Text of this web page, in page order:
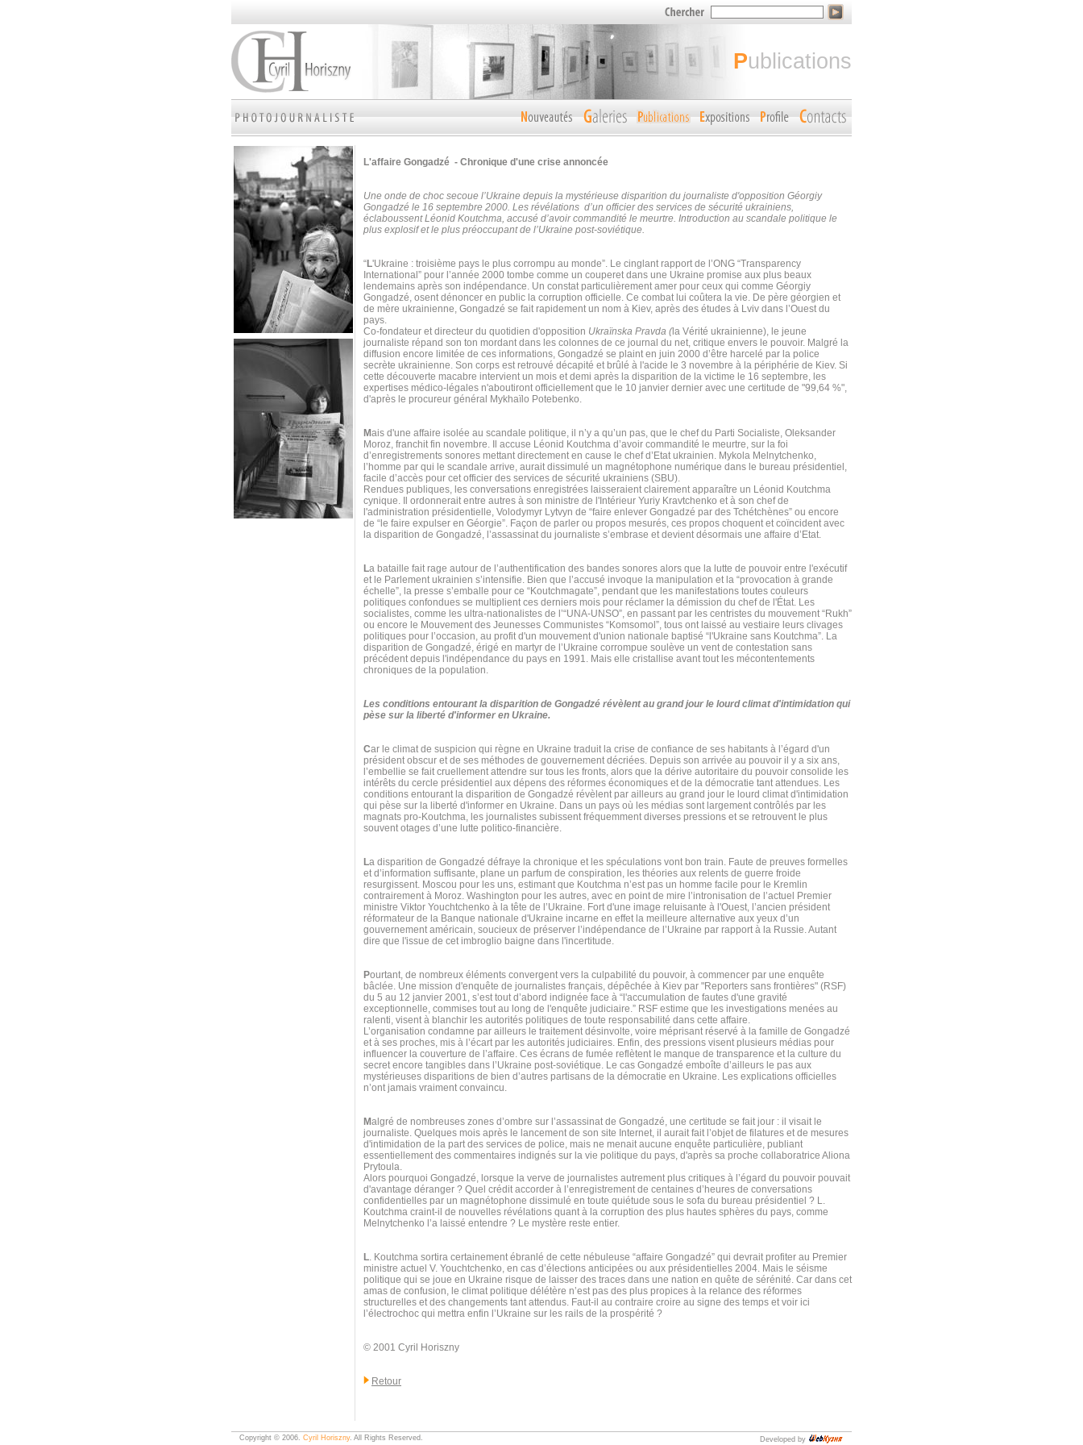
publications
L'affaire Gongadzé - Chronique d'une crise annoncée
Une onde de choc secoue l’Ukraine depuis la mystérieuse disparition du journaliste d'opposition Géorgiy
Gongadzé le 16 septembre 2000. Les révélations d’un officier des services de sécurité ukrainiens,
éclaboussent Léonid Koutchma, accusé d’avoir commandité le meurtre. Introduction au scandale politique le
plus explosif et le plus préoccupant de l’Ukraine post-soviétique.
“L'Ukraine : troisième pays le plus corrompu au monde”. Le cinglant rapport de l’ONG “Transparency
International” pour l’année 2000 tombe comme un couperet dans une Ukraine promise aux plus beaux
lendemains après son indépendance. Un constat particulièrement amer pour ceux qui comme Géorgiy
Gongadzé, osent dénoncer en public la corruption officielle. Ce combat lui coûtera la vie. De père géorgien et
de mère ukrainienne, Gongadzé se fait rapidement un nom à Kiev, après des études à Lviv dans l’Ouest du
pays.
Co-fondateur et directeur du quotidien d'opposition Ukraïnska Pravda (la Vérité ukrainienne), le jeune
journaliste répand son ton mordant dans les colonnes de ce journal du net, critique envers le pouvoir. Malgré la
diffusion encore limitée de ces informations, Gongadzé se plaint en juin 2000 d’être harcelé par la police
secrète ukrainienne. Son corps est retrouvé décapité et brûlé à l'acide le 3 novembre à la périphérie de Kiev. Si
cette découverte macabre intervient un mois et demi après la disparition de la victime le 16 septembre, les
expertises médico-légales n'aboutiront officiellement que le 10 janvier dernier avec une certitude de "99,64 %",
d'après le procureur général Mykhaïlo Potebenko.
Mais d'une affaire isolée au scandale politique, il n’y a qu’un pas, que le chef du Parti Socialiste, Oleksander
Moroz, franchit fin novembre. Il accuse Léonid Koutchma d’avoir commandité le meurtre, sur la foi
d’enregistrements sonores mettant directement en cause le chef d’Etat ukrainien. Mykola Melnytchenko,
l’homme par qui le scandale arrive, aurait dissimulé un magnétophone numérique dans le bureau présidentiel,
facile d’accès pour cet officier des services de sécurité ukrainiens (SBU).
Rendues publiques, les conversations enregistrées laisseraient clairement apparaître un Léonid Koutchma
cynique. Il ordonnerait entre autres à son ministre de l'Intérieur Yuriy Kravtchenko et à son chef de
l'administration présidentielle, Volodymyr Lytvyn de “faire enlever Gongadzé par des Tchétchènes” ou encore
de “le faire expulser en Géorgie”. Façon de parler ou propos mesurés, ces propos choquent et coïncident avec
la disparition de Gongadzé, l’assassinat du journaliste s’embrase et devient désormais une affaire d’Etat.
La bataille fait rage autour de l’authentification des bandes sonores alors que la lutte de pouvoir entre l'exécutif
et le Parlement ukrainien s’intensifie. Bien que l’accusé invoque la manipulation et la “provocation à grande
échelle”, la presse s’emballe pour ce “Koutchmagate”, pendant que les manifestations toutes couleurs
politiques confondues se multiplient ces derniers mois pour réclamer la démission du chef de l'État. Les
socialistes, comme les ultra-nationalistes de l’“UNA-UNSO”, en passant par les centristes du mouvement “Rukh”
ou encore le Mouvement des Jeunesses Communistes “Komsomol”, tous ont laissé au vestiaire leurs clivages
politiques pour l’occasion, au profit d'un mouvement d'union nationale baptisé “l'Ukraine sans Koutchma”. La
disparition de Gongadzé, érigé en martyr de l’Ukraine corrompue soulève un vent de contestation sans
précédent depuis l'indépendance du pays en 1991. Mais elle cristallise avant tout les mécontentements
chroniques de la population.
Les conditions entourant la disparition de Gongadzé révèlent au grand jour le lourd climat d'intimidation qui
pèse sur la liberté d'informer en Ukraine.
Car le climat de suspicion qui règne en Ukraine traduit la crise de confiance de ses habitants à l’égard d'un
président obscur et de ses méthodes de gouvernement décriées. Depuis son arrivée au pouvoir il y a six ans,
l’embellie se fait cruellement attendre sur tous les fronts, alors que la dérive autoritaire du pouvoir consolide les
intérêts du cercle présidentiel aux dépens des réformes économiques et de la démocratie tant attendues. Les
conditions entourant la disparition de Gongadzé révèlent par ailleurs au grand jour le lourd climat d'intimidation
qui pèse sur la liberté d'informer en Ukraine. Dans un pays où les médias sont largement contrôlés par les
magnats pro-Koutchma, les journalistes subissent fréquemment diverses pressions et se retrouvent le plus
souvent otages d’une lutte politico-financière.
La disparition de Gongadzé défraye la chronique et les spéculations vont bon train. Faute de preuves formelles
et d’information suffisante, plane un parfum de conspiration, les théories aux relents de guerre froide
resurgissent. Moscou pour les uns, estimant que Koutchma n’est pas un homme facile pour le Kremlin
contrairement à Moroz. Washington pour les autres, avec en point de mire l’intronisation de l’actuel Premier
ministre Viktor Youchtchenko à la tête de l’Ukraine. Fort d'une image reluisante à l'Ouest, l’ancien président
réformateur de la Banque nationale d'Ukraine incarne en effet la meilleure alternative aux yeux d’un
gouvernement américain, soucieux de préserver l’indépendance de l’Ukraine par rapport à la Russie. Autant
dire que l'issue de cet imbroglio baigne dans l'incertitude.
Pourtant, de nombreux éléments convergent vers la culpabilité du pouvoir, à commencer par une enquête
bâclée. Une mission d'enquête de journalistes français, dépêchée à Kiev par "Reporters sans frontières" (RSF)
du 5 au 12 janvier 2001, s’est tout d’abord indignée face à “l'accumulation de fautes d'une gravité
exceptionnelle, commises tout au long de l'enquête judiciaire.” RSF estime que les investigations menées au
ralenti, visent à blanchir les autorités politiques de toute responsabilité dans cette affaire.
L’organisation condamne par ailleurs le traitement désinvolte, voire méprisant réservé à la famille de Gongadzé
et à ses proches, mis à l’écart par les autorités judiciaires. Enfin, des pressions visent plusieurs médias pour
influencer la couverture de l’affaire. Ces écrans de fumée reflètent le manque de transparence et la culture du
secret encore tangibles dans l’Ukraine post-soviétique. Le cas Gongadzé emboîte d’ailleurs le pas aux
mystérieuses disparitions de bien d’autres partisans de la démocratie en Ukraine. Les explications officielles
n’ont jamais vraiment convaincu.
Malgré de nombreuses zones d’ombre sur l’assassinat de Gongadzé, une certitude se fait jour : il visait le
journaliste. Quelques mois après le lancement de son site Internet, il aurait fait l’objet de filatures et de mesures
d'intimidation de la part des services de police, mais ne menait aucune enquête particulière, publiant
essentiellement des commentaires indignés sur la vie politique du pays, d'après sa proche collaboratrice Aliona
Prytoula.
Alors pourquoi Gongadzé, lorsque la verve de journalistes autrement plus critiques à l’égard du pouvoir pouvait
d'avantage déranger ? Quel crédit accorder à l’enregistrement de centaines d’heures de conversations
confidentielles par un magnétophone dissimulé en toute quiétude sous le sofa du bureau présidentiel ? L.
Koutchma craint-il de nouvelles révélations quant à la corruption des plus hautes sphères du pays, comme
Melnytchenko l’a laissé entendre ? Le mystère reste entier.
L. Koutchma sortira certainement ébranlé de cette nébuleuse “affaire Gongadzé” qui devrait profiter au Premier
ministre actuel V. Youchtchenko, en cas d’élections anticipées ou aux présidentielles 2004. Mais le séisme
politique qui se joue en Ukraine risque de laisser des traces dans une nation en quête de sérénité. Car dans cet
amas de confusion, le climat politique délétère n’est pas des plus propices à la relance des réformes
structurelles et des changements tant attendus. Faut-il au contraire croire au signe des temps et voir ici
l’électrochoc qui mettra enfin l’Ukraine sur les rails de la prospérité ?
© 2001 Cyril Horiszny
Retour
Copyright © 2006. Cyril Horiszny. All Rights Reserved. Developed by